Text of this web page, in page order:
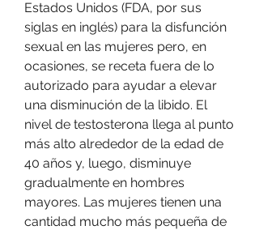
Estados Unidos (FDA, por sus
siglas en inglés) para la disfunción
sexual en las mujeres pero, en
ocasiones, se receta fuera de lo
autorizado para ayudar a elevar
una disminución de la libido. El
nivel de testosterona llega al punto
más alto alrededor de la edad de
40 años y, luego, disminuye
gradualmente en hombres
mayores. Las mujeres tienen una
cantidad mucho más pequeña de